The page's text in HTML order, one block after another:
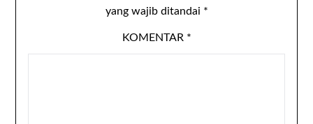
yang wajib ditandai *
KOMENTAR *